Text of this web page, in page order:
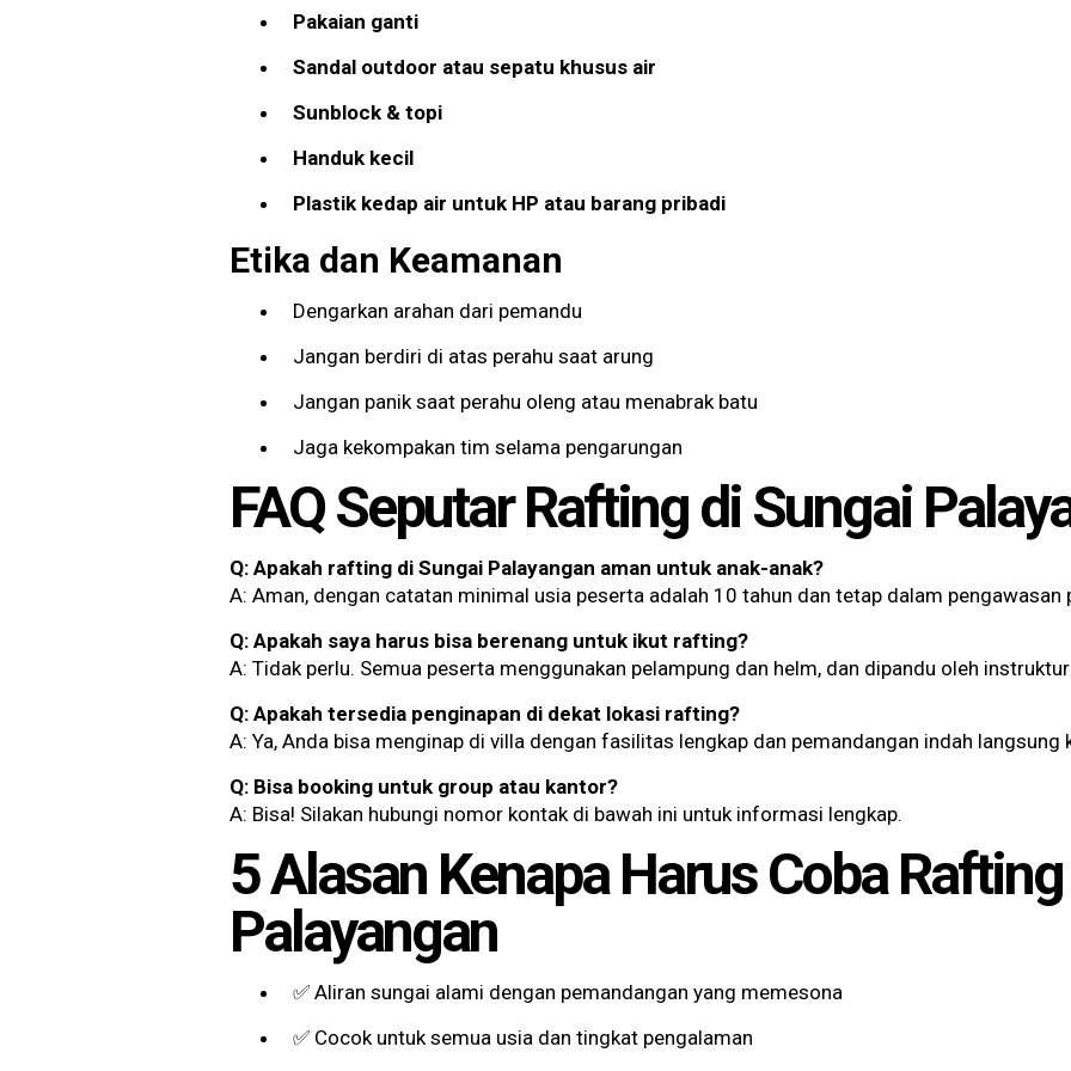
Pakaian ganti
Sandal outdoor atau sepatu khusus air
Sunblock & topi
Handuk kecil
Plastik kedap air untuk HP atau barang pribadi
Etika dan Keamanan
Dengarkan arahan dari pemandu
Jangan berdiri di atas perahu saat arung
Jangan panik saat perahu oleng atau menabrak batu
Jaga kekompakan tim selama pengarungan
FAQ Seputar Rafting di Sungai
Q: Apakah rafting di Sungai Palayangan aman untuk anak-anak?
A: Aman, dengan catatan minimal usia peserta adalah 10 tahun dan tetap dalam pengawasan
Q: Apakah saya harus bisa berenang untuk ikut rafting?
A: Tidak perlu. Semua peserta menggunakan pelampung dan helm, dan dipandu oleh
Q: Apakah tersedia penginapan di dekat lokasi rafting?
A: Ya, Anda bisa menginap di villa dengan fasilitas lengkap dan pemandangan indah langsung
Q: Bisa booking untuk group atau kantor?
A: Bisa! Silakan hubungi nomor kontak di bawah ini untuk informasi lengkap.
5 Alasan Kenapa Harus Coba
Palayangan
✅ Aliran sungai alami dengan pemandangan yang memesona
✅ Cocok untuk semua usia dan tingkat pengalaman